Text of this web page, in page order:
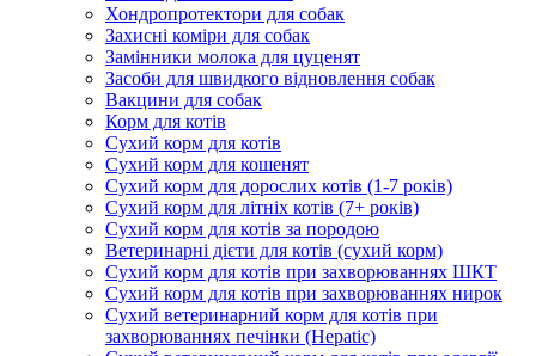
Хондропротектори для собак
Захисні коміри для собак
Замінники молока для цуценят
Засоби для швидкого відновлення собак
Вакцини для собак
Корм для котів
Сухий корм для котів
Сухий корм для кошенят
Сухий корм для дорослих котів (1-7 років)
Сухий корм для літніх котів (7+ років)
Сухий корм для котів за породою
Ветеринарні дієти для котів (сухий корм)
Сухий корм для котів при захворюваннях ШКТ
Сухий корм для котів при захворюваннях нирок
Сухий ветеринарний корм для котів при
захворюваннях печінки (Hepatic)